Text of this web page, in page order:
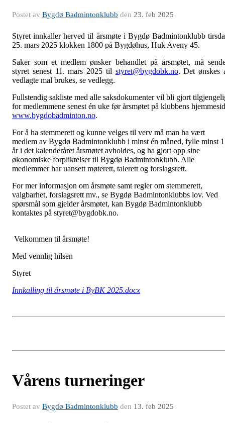
Postet av Bygdø Badmintonklubb den 23. feb 2025
Styret innkaller herved til årsmøte i Bygdø Badmintonklubb
25. mars 2025 klokken 1800 på Bygdøhus, Huk Aveny 45.
Saker som et medlem ønsker behandlet på årsmøtet, må
styret senest 11. mars 2025 til styret@bygdobk.no. Det ønskes
vedlagte mal brukes, se vedlegg.
Fullstendig sakliste med alle saksdokumenter vil bli gjort
for medlemmene senest én uke før årsmøtet på klubbens
www.bygdobadminton.no.
For å ha stemmerett og kunne velges til verv må man ha vært
medlem av Bygdø Badmintonklubb i minst én måned, fylle minst
år i det kalenderåret årsmøtet avholdes, og ha gjort opp sine
økonomiske forpliktelser til Bygdø Badmintonklubb. Alle
medlemmer har uansett møterett, talerett og forslagsrett.
For mer informasjon om årsmøte samt regler om stemmerett,
valgbarhet, forslagsrett mv., se Bygdø Badmintonklubbs lov. Ved
spørsmål som gjelder årsmøtet, kan Bygdø Badmintonklubb
kontaktes på styret@bygdobk.no.
Velkommen til årsmøte!
Med vennlig hilsen
Styret
Innkalling til årsmøte i ByBK 2025.docx
Vårens turneringer
Postet av Bygdø Badmintonklubb den 13. feb 2025